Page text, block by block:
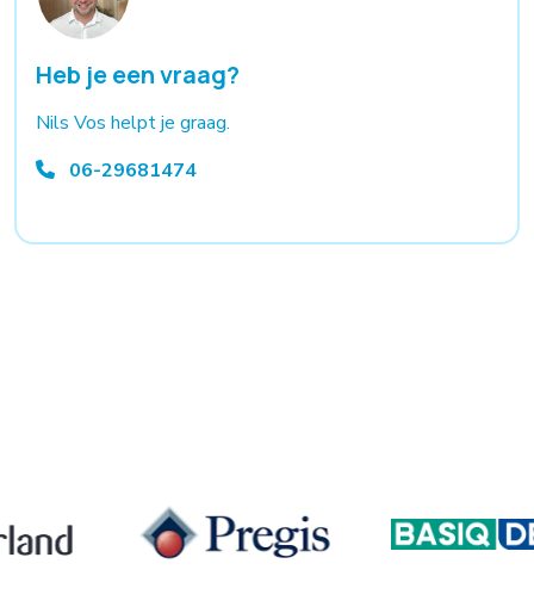
Heb je een vraag?
Nils Vos helpt je graag.
06-29681474